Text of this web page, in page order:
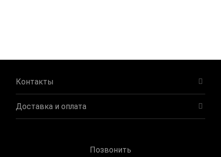
Контакты
Доставка и оплата
Позвонить